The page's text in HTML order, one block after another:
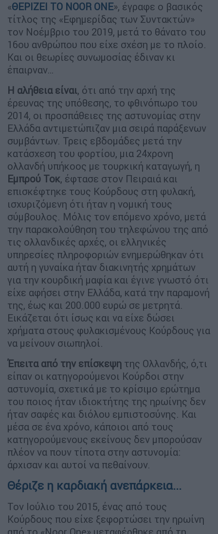
«ΘΕΡΙΖΕΙ ΤΟ NOOR ONE», έγραφε ο βασικός
τίτλος της «Εφημερίδας των Συντακτών»
τον Νοέμβριο του 2019, μετά το θάνατο του
16ου ανθρώπου που είχε σχέση με το πλοίο.
Και οι θεωρίες συνωμοσίας έδιναν κι
έπαιρναν…
Η αλήθεια είναι, ότι από την αρχή της
έρευνας της υπόθεσης, το φθινόπωρο του
2014, οι προσπάθειες της αστυνομίας στην
Ελλάδα αντιμετώπιζαν μια σειρά παράξενων
συμβάντων. Τρεις εβδομάδες μετά την
κατάσχεση του φορτίου, μια 24χρονη
ολλανδή υπήκοος με τουρκική καταγωγή, η
Εμπρού Τοκ, έφτασε στον Πειραιά και
επισκέφτηκε τους Κούρδους στη φυλακή,
ισχυριζόμενη ότι ήταν η νομική τους
σύμβουλος. Μόλις τον επόμενο χρόνο, μετά
την παρακολούθηση του τηλεφώνου της από
τις ολλανδικές αρχές, οι ελληνικές
υπηρεσίες πληροφοριών ενημερώθηκαν ότι
αυτή η γυναίκα ήταν διακινητής χρημάτων
για την κουρδική μαφία και έγινε γνωστό ότι
είχε αφήσει στην Ελλάδα, κατά την παραμονή
της, έως και 200.000 ευρώ σε μετρητά.
Εικάζεται ότι ίσως και να είχε δώσει
χρήματα στους φυλακισμένους Κούρδους για
να μείνουν σιωπηλοί.
Έπειτα από την επίσκεψη της Ολλανδής, ό,τι
είπαν οι κατηγορούμενοι Κούρδοι στην
αστυνομία, σχετικά με το κρίσιμο ερώτημα
του ποιος ήταν ιδιοκτήτης της ηρωίνης δεν
ήταν σαφές και διόλου εμπιστοσύνης. Και
μέσα σε ένα χρόνο, κάποιοι από τους
κατηγορούμενους εκείνους δεν μπορούσαν
πλέον να πουν τίποτα στην αστυνομία:
άρχισαν και αυτοί να πεθαίνουν.
Θέριζε η καρδιακή ανεπάρκεια...
Τον Ιούλιο του 2015, ένας από τους
Κούρδους που είχε ξεφορτώσει την ηρωίνη